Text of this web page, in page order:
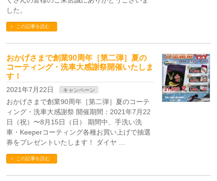
した。
この記事を読む
おかげさまで創業90周年［第二弾］夏の
コーティング・洗車大感謝祭開催いたしま
す！
2021年7月22日 キャンペーン
おかげさまで創業90周年［第二弾］夏のコーテ
ィング・洗車大感謝祭 開催期間：2021年7月22
日（祝）〜8月15日（日） 期間中、手洗い洗
車・Keeperコーティング各種お買い上げで抽選
券をプレゼントいたします！ ダイヤ …
この記事を読む